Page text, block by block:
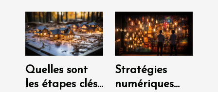
Quelles sont
les étapes clés
Stratégies
numériques